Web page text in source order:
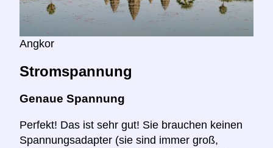
Angkor
Stromspannung
Genaue Spannung
Perfekt! Das ist sehr gut! Sie brauchen keinen
Spannungsadapter (sie sind immer groß,